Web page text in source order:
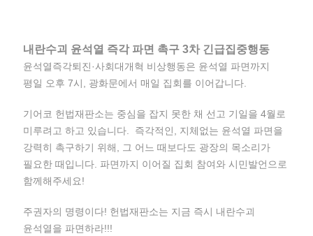
내란수괴 윤석열 즉각 파면 촉구 3차 긴급집중행동
윤석열즉각퇴진·사회대개혁 비상행동은 윤석열 파면까지
평일 오후 7시, 광화문에서 매일 집회를 이어갑니다.
기어코 헌법재판소는 중심을 잡지 못한 채 선고 기일을 4월로
미루려고 하고 있습니다. 즉각적인, 지체없는 윤석열 파면을
강력히 촉구하기 위해, 그 어느 때보다도 광장의 목소리가
필요한 때입니다. 파면까지 이어질 집회 참여와 시민발언으로
함께해주세요!
주권자의 명령이다! 헌법재판소는 지금 즉시 내란수괴
윤석열을 파면하라!!!